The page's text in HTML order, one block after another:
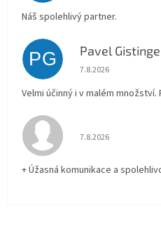
Náš spolehlivý partner.
PG Pavel
Hodnocení
7.8.2026
Velmi účinný i v malém množství.
Hodnocení
7.8.2026
+ Úžasná komunikace a